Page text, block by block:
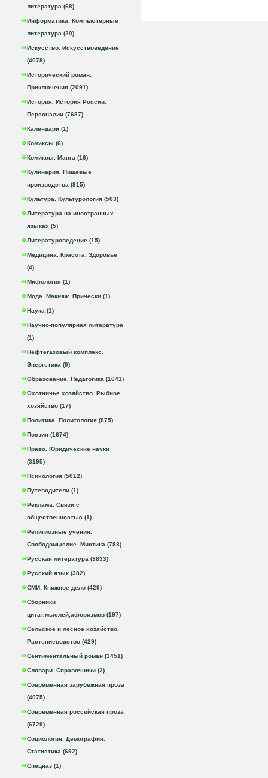
литература (68)
Информатика. Компьютерные
литература (20)
Искусство. Искусствоведение
(4078)
Исторический роман.
Приключения (2091)
История. История России.
Персоналии (7687)
Календари (1)
Комиксы (6)
Комиксы. Манга (16)
Кулинария. Пищевые
производства (815)
Культура. Культурология (503)
Литература на иностранных
языках (5)
Литературоведение (15)
Медицина. Красота. Здоровье
(4)
Мифология (1)
Мода. Макияж. Прически (1)
Наука (1)
Научно-популярная литература
(1)
Нефтегазовый комплекс.
Энергетика (9)
Образование. Педагогика (1641)
Охотничье хозяйство. Рыбное
хозяйство (17)
Политика. Политология (875)
Поэзия (1674)
Право. Юридические науки
(3195)
Психология (5012)
Путеводители (1)
Реклама. Связи с
общественностью (1)
Религиозные учения.
Свободомыслие. Мистика (788)
Русская литература (3833)
Русский язык (382)
СМИ. Книжное дело (429)
Сборники
цитат,мыслей,афоризмов (197)
Сельское и лесное хозяйство.
Растениеводство (429)
Сентиментальный роман (3451)
Словари. Справочники (2)
Современная зарубежная проза
(4075)
Современная российская проза
(6729)
Социология. Демография.
Статистика (692)
Спецназ (1)